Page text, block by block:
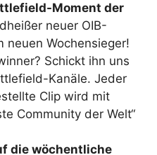
Moment der
neuer OIB-
neuen Wochensieger!
Schickt ihn uns
Kanäle. Jeder
Clip wird mit
Community der Welt“
die wöchentliche